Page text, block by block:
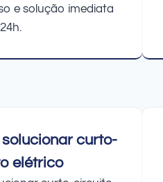
e solução imediata
24h.
curto-
elétrico